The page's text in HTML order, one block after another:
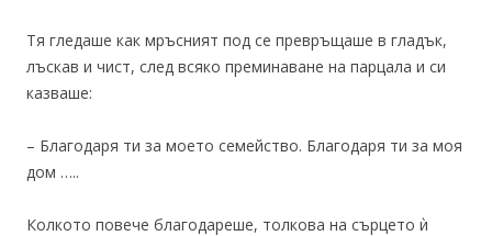
Тя гледаше как мръсният под се превръщаше в гладък,
лъскав и чист, след всяко преминаване на парцала и си
казваше:
– Благодаря ти за моето семейство. Благодаря ти за моя
дом …..
Колкото повече благодареше, толкова на сърцето ѝ